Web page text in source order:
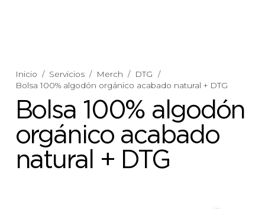
Inicio / Servicios / Merch / DTG
/
Bolsa 100% algodón orgánico acabado natural + DTG
Bolsa 100% algodón
orgánico acabado
natural + DTG